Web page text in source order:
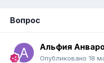
Вопрос
Альфия
Опубликовано 18